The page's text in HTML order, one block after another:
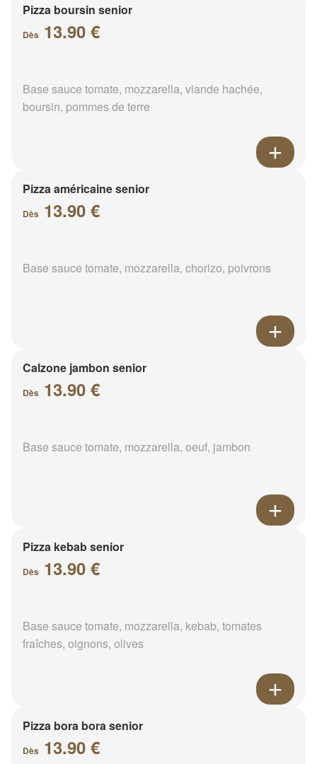
Pizza boursin senior
Dès 13.90 €
Base sauce tomate, mozzarella, viande hachée,
boursin, pommes de terre
Pizza américaine senior
Dès 13.90 €
Base sauce tomate, mozzarella, chorizo, poivrons
Calzone jambon senior
Dès 13.90 €
Base sauce tomate, mozzarella, oeuf, jambon
Pizza kebab senior
Dès 13.90 €
Base sauce tomate, mozzarella, kebab, tomates
fraîches, oignons, olives
Pizza bora bora senior
Dès 13.90 €